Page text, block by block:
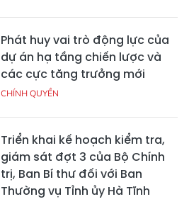
Phát huy vai trò động lực của
dự án hạ tầng chiến lược và
các cực tăng trưởng mới
CHÍNH QUYỀN
Triển khai kế hoạch kiểm tra,
giám sát đợt 3 của Bộ Chính
trị, Ban Bí thư đối với Ban
Thường vụ Tỉnh ủy Hà Tĩnh